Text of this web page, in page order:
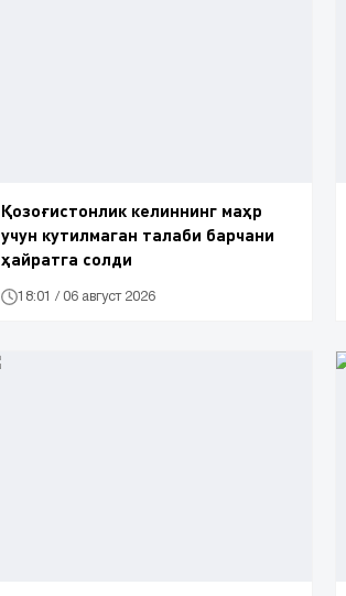
Қозоғистонлик келиннинг маҳр
учун кутилмаган талаби барчани
ҳайратга солди
18:01 / 06 август 2026